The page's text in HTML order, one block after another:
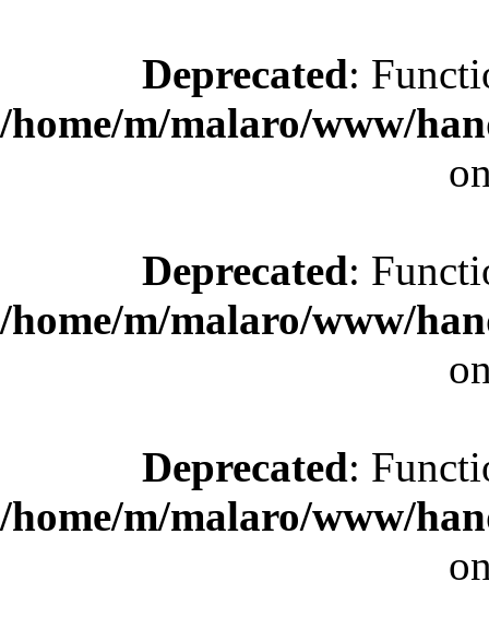
Deprecated:
/home/m/malaro/www/
Deprecated:
/home/m/malaro/www/
Deprecated:
/home/m/malaro/www/